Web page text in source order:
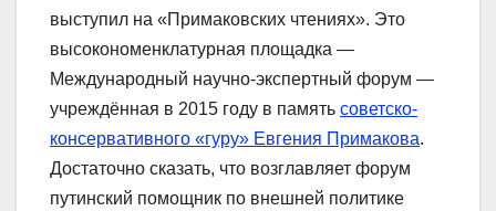
выступил на «Примаковских чтениях». Это
высокономенклатурная площадка —
Международный научно-экспертный форум —
учреждённая в 2015 году в память советско-
консервативного «гуру» Евгения Примакова.
Достаточно сказать, что возглавляет форум
путинский помощник по внешней политике